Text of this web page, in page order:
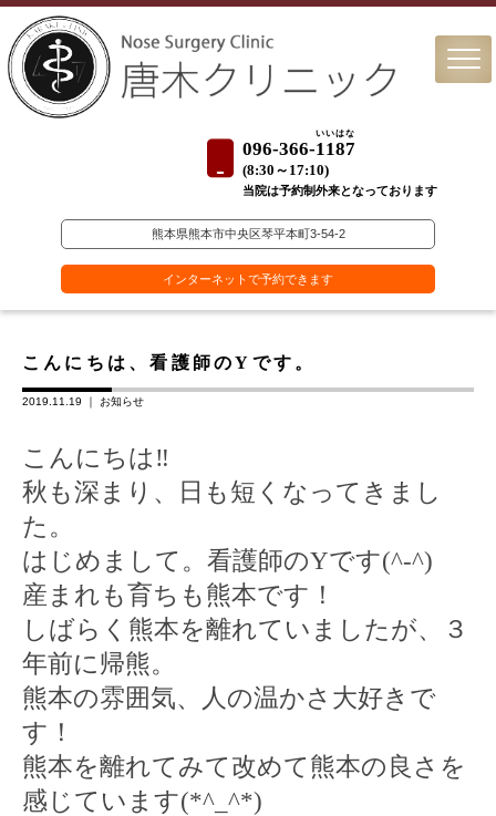
096-366-1187
いいはな
(8:30～17:10)
当院は予約制外来となっております
熊本県熊本市中央区琴平本町3-54-2
インターネットで予約できます
こんにちは、看護師のYです。
2019.11.19 ｜ お知らせ
こんにちは ‼︎
秋も深まり、日も短くなってきまし
た。
はじめまして。看護師のYです(^-^)
産まれも育ちも熊本です！
しばらく熊本を離れていましたが、３
年前に帰熊。
熊本の雰囲気、人の温かさ大好きで
す！
熊本を離れてみて改めて熊本の良さを
感じています(*^_^*)